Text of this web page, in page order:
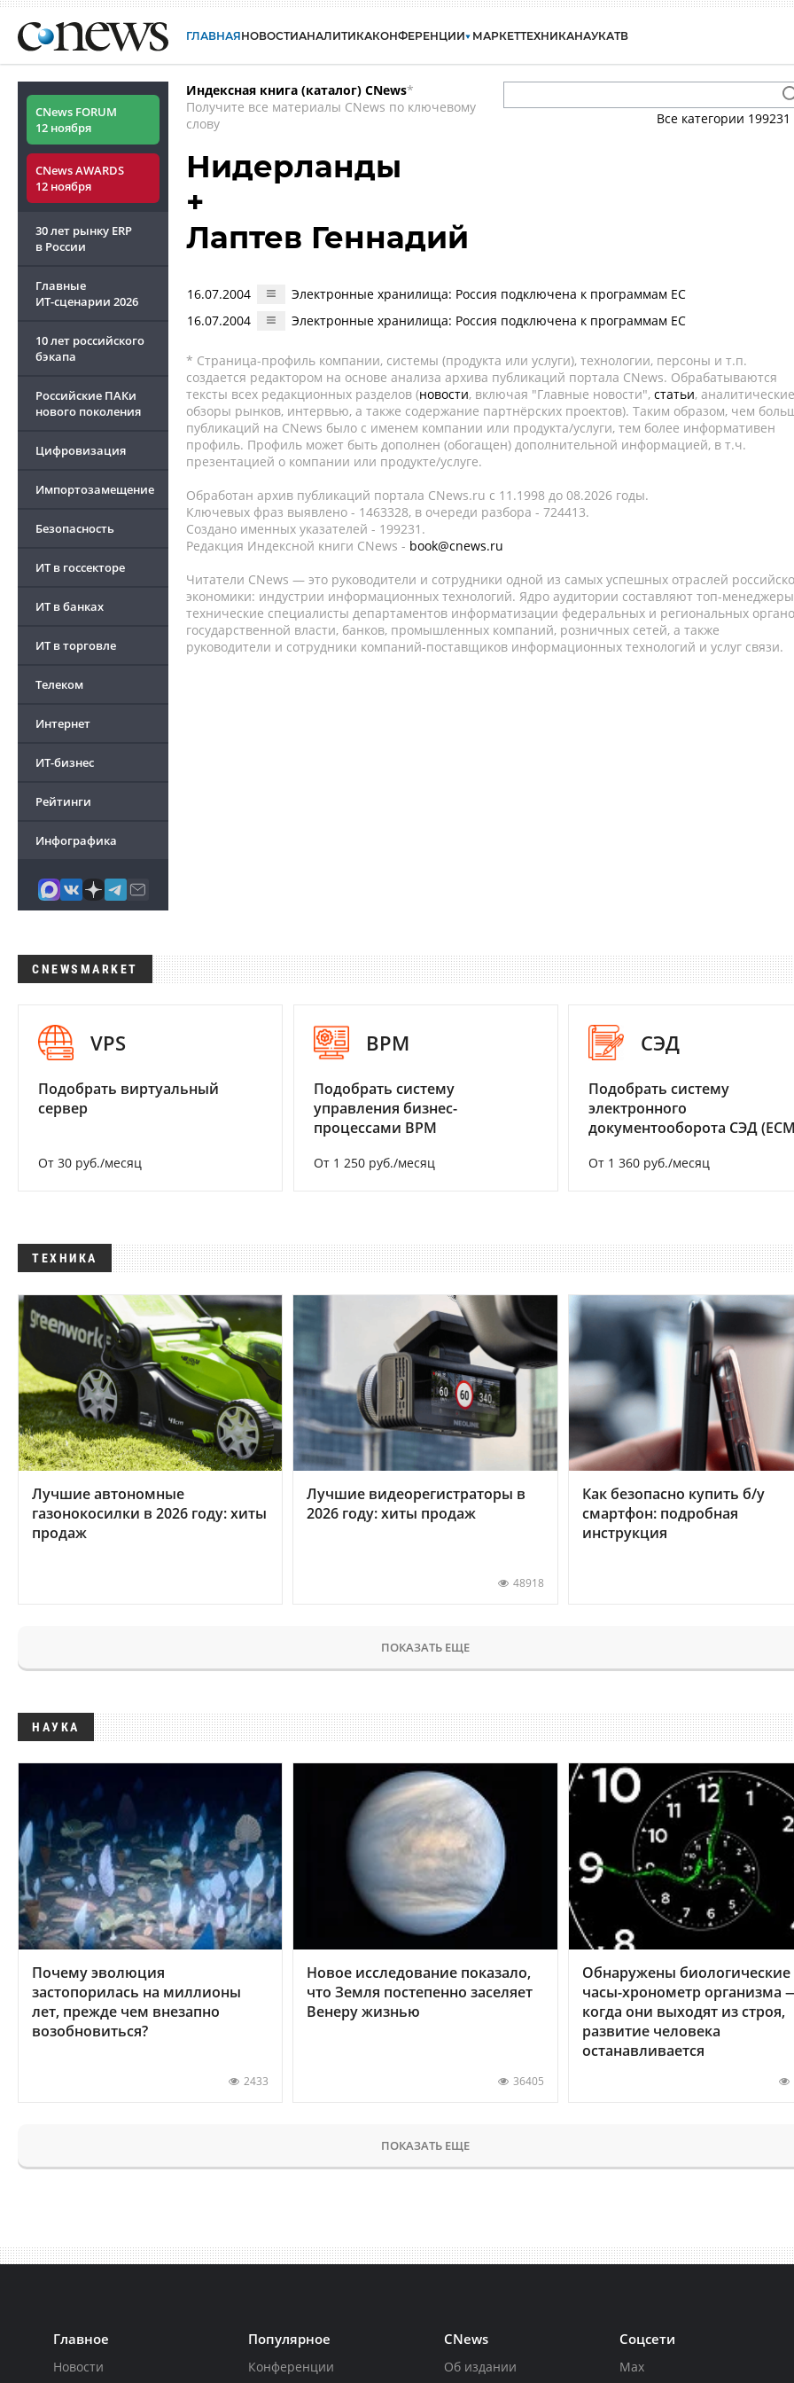
ГЛАВНАЯНОВОСТИАНАЛИТИКАКОНФЕРЕНЦИИ МАРКЕТТЕХНИКАНАУКАТВ
CNews FORUM
12 ноября
CNews AWARDS
12 ноября
30 лет рынку ERP
в России
Главные
ИТ-сценарии 2026
10 лет российского
бэкапа
Российские ПАКи
нового поколения
Цифровизация
Импортозамещение
Безопасность
ИТ в госсекторе
ИТ в банках
ИТ в торговле
Телеком
Интернет
ИТ-бизнес
Рейтинги
Инфографика
Индексная книга (каталог) CNews*
Получите все материалы CNews по ключевому
слову
Все категории 199231
Нидерланды
+
Лаптев Геннадий
16.07.2004
Электронные хранилища: Россия подключена к программам ЕС
16.07.2004
Электронные хранилища: Россия подключена к программам ЕС
* Страница-профиль компании, системы (продукта или услуги), технологии, персоны и т.п.
создается редактором на основе анализа архива публикаций портала CNews. Обрабатываются
тексты всех редакционных разделов (новости, включая "Главные новости", статьи, аналитические
обзоры рынков, интервью, а также содержание партнёрских проектов). Таким образом, чем
публикаций на CNews было с именем компании или продукта/услуги, тем более информативен
профиль. Профиль может быть дополнен (обогащен) дополнительной информацией, в т.ч.
презентацией о компании или продукте/услуге.
Обработан архив публикаций портала CNews.ru c 11.1998 до 08.2026 годы.
Ключевых фраз выявлено - 1463328, в очереди разбора - 724413.
Создано именных указателей - 199231.
Редакция Индексной книги CNews - book@cnews.ru
Читатели CNews — это руководители и сотрудники одной из самых успешных отраслей
экономики: индустрии информационных технологий. Ядро аудитории составляют топ-
технические специалисты департаментов информатизации федеральных и региональных
государственной власти, банков, промышленных компаний, розничных сетей, а также
руководители и сотрудники компаний-поставщиков информационных технологий и услуг связи.
CNEWSMARKET
VPS
Подобрать виртуальный
сервер
От 30 руб./месяц
BPM
Подобрать систему
управления бизнес-
процессами BPM
От 1 250 руб./месяц
СЭД
Подобрать систему
электронного
документооборота СЭД
От 1 360 руб./месяц
ТЕХНИКА
Лучшие автономные
газонокосилки в 2026 году: хиты
продаж
Лучшие видеорегистраторы в
2026 году: хиты продаж
48918
Как безопасно купить б/у
смартфон: подробная
инструкция
ПОКАЗАТЬ ЕЩЕ
НАУКА
Почему эволюция
застопорилась на миллионы
лет, прежде чем внезапно
возобновиться?
2433
Новое исследование показало,
что Земля постепенно заселяет
Венеру жизнью
36405
Обнаружены биологические
часы-хронометр организма
когда они выходят из строя,
развитие человека
останавливается
ПОКАЗАТЬ ЕЩЕ
Главное
Новости
Популярное
Конференции
CNews
Об издании
Соцсети
Max